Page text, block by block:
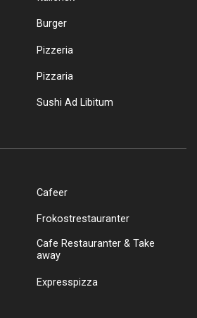
Burger
Pizzeria
Pizzaria
Sushi Ad Libitum
Cafeer
Frokostrestauranter
Cafe Restauranter & Take
away
Expresspizza